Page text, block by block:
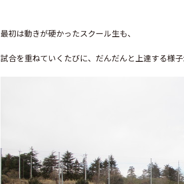
最初は動きが硬かったスクール生も、
試合を重ねていくたびに、だんだんと上達する様